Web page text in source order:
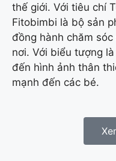
thế giới. Với tiêu chí
Fitobimbi là bộ sản
đồng hành chăm
nơi. Với biểu tượng
đến hình ảnh thân
mạnh đến các bé.